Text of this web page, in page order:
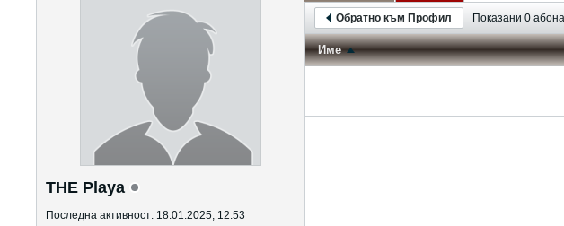
THE Playa
Последна активност: 18.01.2025, 12:53
Обратно към Профил Показани 0
Име